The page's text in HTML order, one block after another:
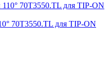
70T3550.TL для TIP-ON